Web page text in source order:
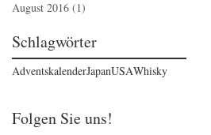
August 2016 (1)
Schlagwörter
AdventskalenderJapanUSAWhisky
Folgen Sie uns!